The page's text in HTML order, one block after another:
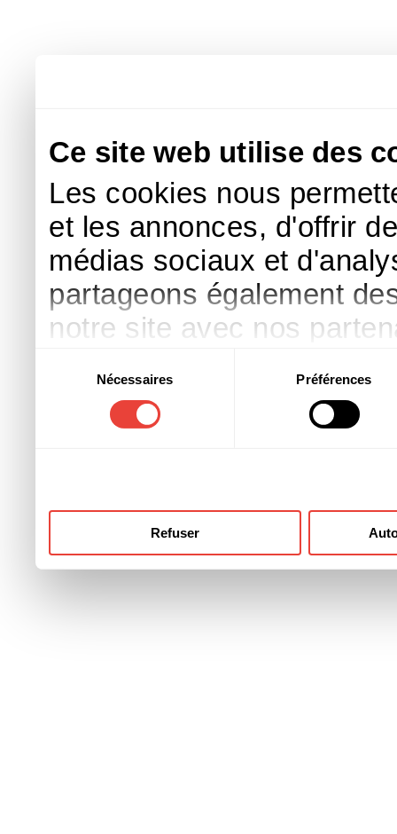
Ce site web utilise des
Les cookies nous
et les annonces, d'offrir
médias sociaux et
partageons également
notre site avec nos
d'autres informations
ont collectées lors de
consentement
Nécessaires Préférences
Refuser